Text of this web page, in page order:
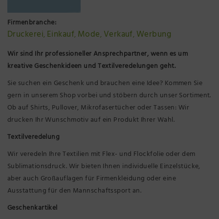
Präsenzstelle Prignitz Standort Neuruppin
Museum Neuruppin
Brandenburg-Preußen Museum Wustrau
Wegemuseum Wusterhausen/Dosse
Firmenbranche:
Druckerei, Einkauf, Mode, Verkauf, Werbung
Wir sind Ihr professioneller Ansprechpartner, wenn es um
kreative Geschenkideen und Textilveredelungen geht.
Sie suchen ein Geschenk und brauchen eine Idee? Kommen Sie
gern in unserem Shop vorbei und stöbern durch unser Sortiment.
Ob auf Shirts, Pullover, Mikrofasertücher oder Tassen: Wir
drucken Ihr Wunschmotiv auf ein Produkt Ihrer Wahl.
Textilveredelung
Wir veredeln Ihre Textilien mit Flex- und Flockfolie oder dem
Sublimationsdruck. Wir bieten Ihnen individuelle Einzelstücke,
aber auch Großauflagen für Firmenkleidung oder eine
Ausstattung für den Mannschaftssport an.
Geschenkartikel